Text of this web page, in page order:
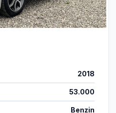
2018
53.000
Benzin